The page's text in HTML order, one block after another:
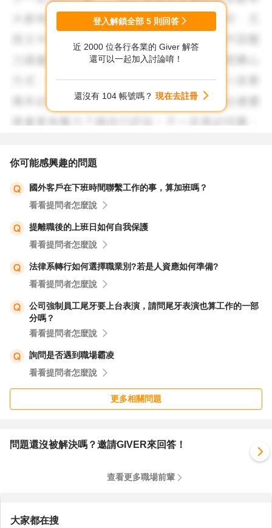
登入解鎖全部 5 則回答
近 2000 位各行各業的 Giver 解答
還可以一起加入討論唷！
還沒有 104 帳號嗎？ 現在去註冊
你可能感興趣的問題
國外客戶在下班時間聯繫工作的事，算加班嗎？
看看提問者怎麼說
提離職後的上班日如何自我保護
看看提問者怎麼說
法律系轉行如何選擇職業別?若是人資應如何準備?
看看提問者怎麼說
公司強制員工尾牙要上台表演，請問尾牙表演也算工作的一部
分嗎？
看看提問者怎麼說
詢問是否遇到職場霸凌
看看提問者怎麼說
更多相關問題
問題還沒被解決嗎？邀請GIVER來回答！
查看更多職場前輩
大家都在搜